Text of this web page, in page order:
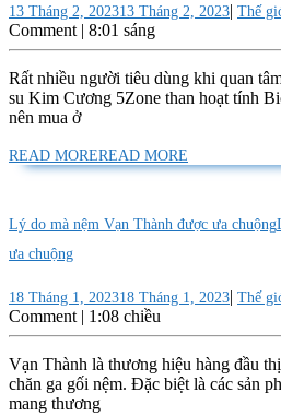
13 Tháng 2, 202313 Tháng 2, 2023| Thế
Comment | 8:01 sáng
Rất nhiều người tiêu dùng khi quan
su Kim Cương 5Zone than hoạt tính
nên mua ở
READ MOREREAD MORE
Lý do mà nệm Vạn Thành được ưa chuộng
ưa chuộng
18 Tháng 1, 202318 Tháng 1, 2023| Thế
Comment | 1:08 chiều
Vạn Thành là thương hiệu hàng đầu
chăn ga gối nệm. Đặc biệt là các sản
mang thương